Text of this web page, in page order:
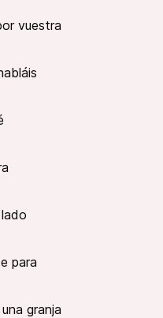
vuestra
para
granja